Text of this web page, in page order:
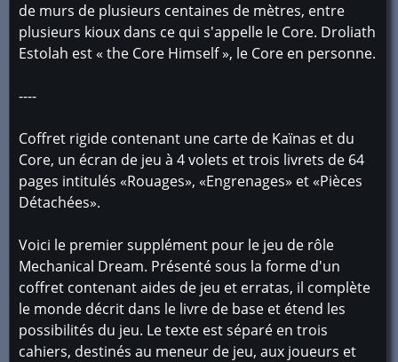
de murs de plusieurs centaines de mètres, entre
plusieurs kioux dans ce qui s'appelle le Core. Droliath
Estolah est « the Core Himself », le Core en personne.
----
Coffret rigide contenant une carte de Kaïnas et du
Core, un écran de jeu à 4 volets et trois livrets de 64
pages intitulés «Rouages», «Engrenages» et «Pièces
Détachées».
Voici le premier supplément pour le jeu de rôle
Mechanical Dream. Présenté sous la forme d'un
coffret contenant aides de jeu et erratas, il complète
le monde décrit dans le livre de base et étend les
possibilités du jeu. Le texte est séparé en trois
cahiers, destinés au meneur de jeu, aux joueurs et